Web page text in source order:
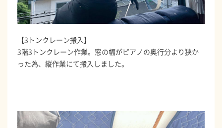
【3トンクレーン搬入】
3階3トンクレーン作業。窓の幅がピアノの奥行分より狭か
った為、縦作業にて搬入しました。